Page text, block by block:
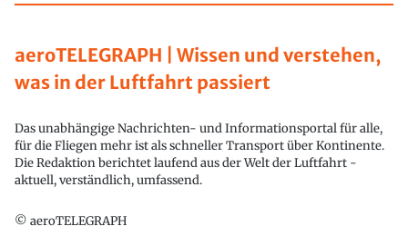
aeroTELEGRAPH | Wissen und verstehen,
was in der Luftfahrt passiert
Das unabhängige Nachrichten- und Informationsportal für alle,
für die Fliegen mehr ist als schneller Transport über Kontinente.
Die Redaktion berichtet laufend aus der Welt der Luftfahrt -
aktuell, verständlich, umfassend.
© aeroTELEGRAPH